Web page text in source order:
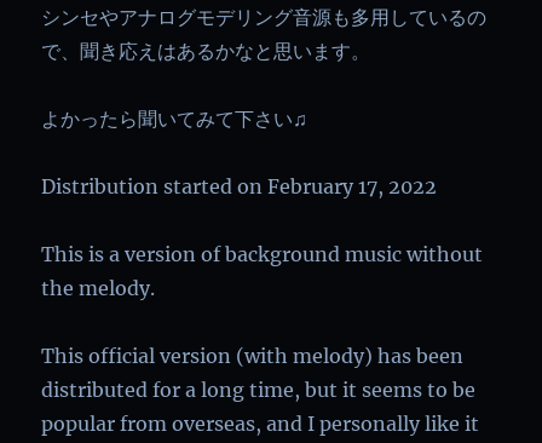
シンセやアナログモデリング音源も多用しているの
で、聞き応えはあるかなと思います。
よかったら聞いてみて下さい♫
Distribution started on February 17, 2022
This is a version of background music without
the melody.
This official version (with melody) has been
distributed for a long time, but it seems to be
popular from overseas, and I personally like it